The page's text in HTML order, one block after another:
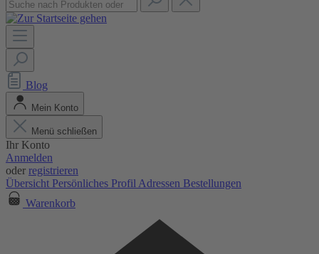
Blog
Mein Konto
Menü schließen
Ihr Konto
Anmelden
oder registrieren
Übersicht Persönliches Profil Adressen Bestellungen
Warenkorb